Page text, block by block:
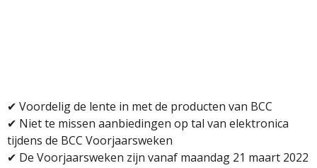
✔ Voordelig de lente in met de producten van BCC
✔ Niet te missen aanbiedingen op tal van elektronica
tijdens de BCC Voorjaarsweken
✔ De Voorjaarsweken zijn vanaf maandag 21 maart 2022